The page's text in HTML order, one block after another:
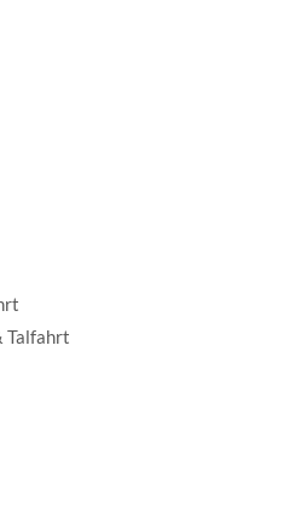
Talfahrt